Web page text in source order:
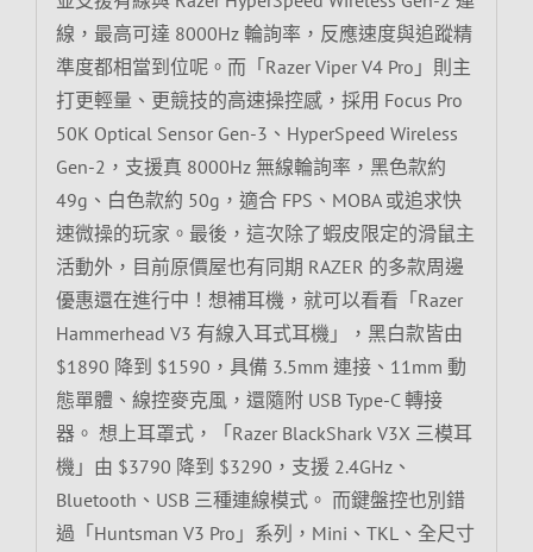
線，最高可達 8000Hz 輪詢率，反應速度與追蹤精
準度都相當到位呢。而「Razer Viper V4 Pro」則主
打更輕量、更競技的高速操控感，採用 Focus Pro
50K Optical Sensor Gen-3、HyperSpeed Wireless
Gen-2，支援真 8000Hz 無線輪詢率，黑色款約
49g、白色款約 50g，適合 FPS、MOBA 或追求快
速微操的玩家。最後，這次除了蝦皮限定的滑鼠主
活動外，目前原價屋也有同期 RAZER 的多款周邊
優惠還在進行中！想補耳機，就可以看看「Razer
Hammerhead V3 有線入耳式耳機」，黑白款皆由
$1890 降到 $1590，具備 3.5mm 連接、11mm 動
態單體、線控麥克風，還隨附 USB Type-C 轉接
器。 想上耳罩式，「Razer BlackShark V3X 三模耳
機」由 $3790 降到 $3290，支援 2.4GHz、
Bluetooth、USB 三種連線模式。 而鍵盤控也別錯
過「Huntsman V3 Pro」系列，Mini、TKL、全尺寸